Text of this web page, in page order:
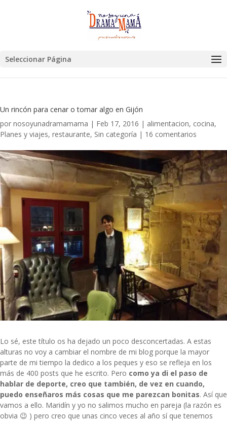
Seleccionar Página
Un rincón para cenar o tomar algo en Gijón
por nosoyunadramamama | Feb 17, 2016 | alimentacion, cocina,
Planes y viajes, restaurante, Sin categoría | 16 comentarios
Lo sé, este título os ha dejado un poco desconcertadas. A estas
alturas no voy a cambiar el nombre de mi blog porque la mayor
parte de mi tiempo la dedico a los peques y eso se refleja en los
más de 400 posts que he escrito. Pero como ya di el paso de
hablar de deporte, creo que también, de vez en cuando,
puedo enseñaros más cosas que me parezcan bonitas. Así que
vamos a ello. Maridín y yo no salimos mucho en pareja (la razón es
obvia 😉 ) pero creo que unas cinco veces al año sí que tenemos